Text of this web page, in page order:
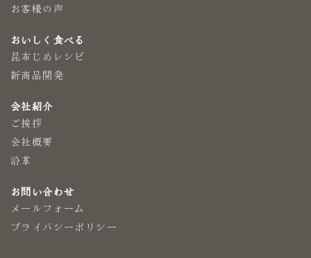
お客様の声
おいしく食べる
昆布じめレシピ
新商品開発
会社紹介
ご挨拶
会社概要
沿革
お問い合わせ
メールフォーム
プライバシーポリシー